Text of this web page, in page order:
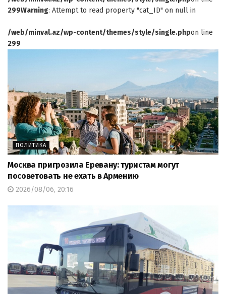
299Warning: Attempt to read property "cat_ID" on null in
/web/minval.az/wp-content/themes/style/single.phpon line
299
ПОЛИТИКА
Москва пригрозила Еревану: туристам могут
посоветовать не ехать в Армению
2026/08/06, 20:16